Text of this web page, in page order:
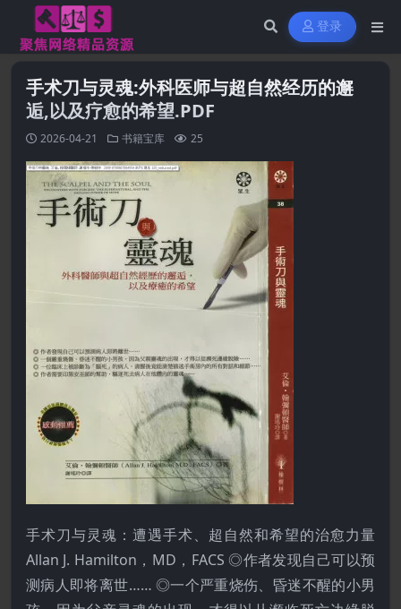
登录
手术刀与灵魂:外科医师与超自然经历的邂
逅,以及疗愈的希望.PDF
2026-04-21 书籍宝库 25
手术刀与灵魂：遭遇手术、超自然和希望的治愈力量
Allan J. Hamilton，MD，FACS ◎作者发现自己可以预
测病人即将离世…… ◎一个严重烧伤、昏迷不醒的小男